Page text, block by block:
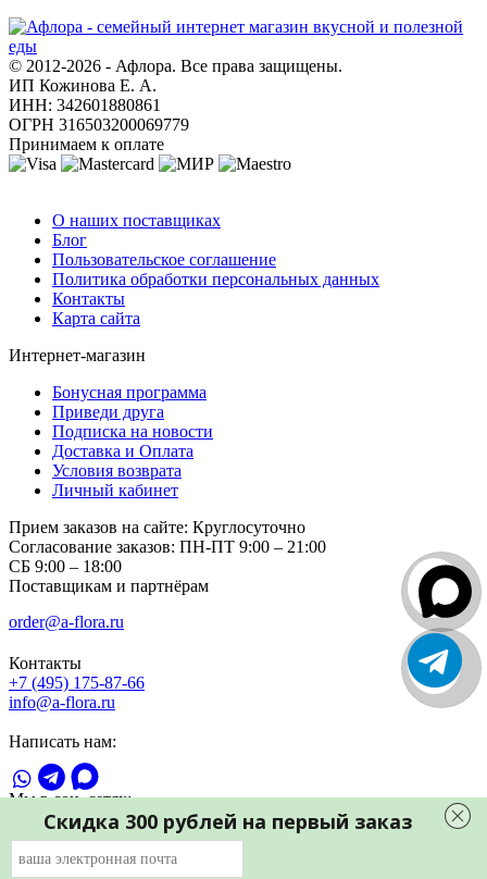
Скидка 300 рублей на первый заказ
© 2012-2026 - Афлора. Все права защищены.
ИП Кожинова Е. А.
ИНН: 342601880861
ОГРН 316503200069779
Принимаем к оплате
О наших поставщиках
Блог
Пользовательское соглашение
Политика обработки персональных данных
Контакты
Карта сайта
Интернет-магазин
Бонусная программа
Приведи друга
Подписка на новости
Доставка и Оплата
Условия возврата
Личный кабинет
Прием заказов на сайте: Круглосуточно
Согласование заказов: ПН-ПТ 9:00 – 21:00
СБ 9:00 – 18:00
Поставщикам и партнёрам
order@a-flora.ru
Контакты
+7 (495) 175-87-66
info@a-flora.ru
Написать нам:
Мы в соц. сетях: